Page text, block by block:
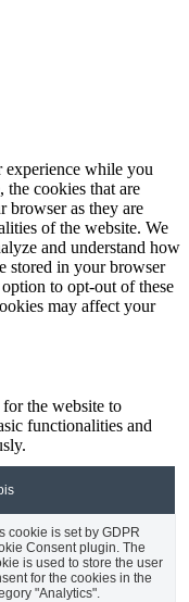
experience while you
the cookies that are
browser as they are
of the website. We
and understand how
stored in your browser
to opt-out of these
may affect your
for the website to
functionalities and
cookie is set by GDPR
Consent plugin. The
is used to store the user
for the cookies in the
"Analytics".